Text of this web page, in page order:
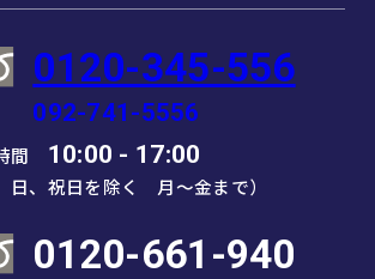
0120-345-556
092-741-5556
間 10:00 - 17:00
日、祝日を除く 月～金まで）
0120-661-940